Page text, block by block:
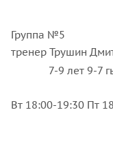
Группа №5
тренер Трушин
7-9 лет 9-7
Вт 18:00-19:30 Пт